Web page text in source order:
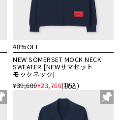
40%OFF
NEW SOMERSET MOCK NECK
SWEATER [NEWサマセット
モックネック]
¥39,600¥23,760(税込)